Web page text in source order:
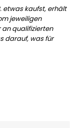
etwas kaufst, erhält
jeweiligen
qualifizierten
darauf, was für